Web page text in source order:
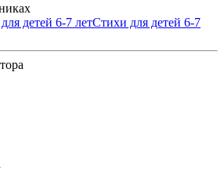
детей 6-7 летСтихи для детей 6-7